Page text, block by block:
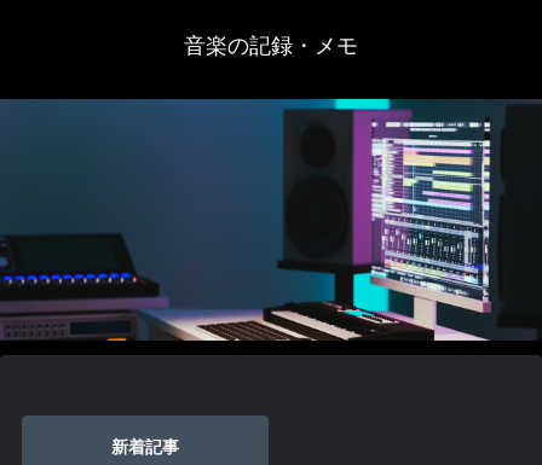
音楽の記録・メモ
新着記事